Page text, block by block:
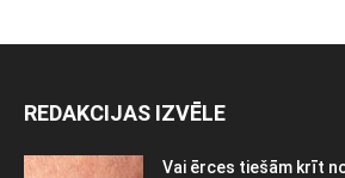
REDAKCIJAS IZVĒLE
Vai ērces tiešām krīt